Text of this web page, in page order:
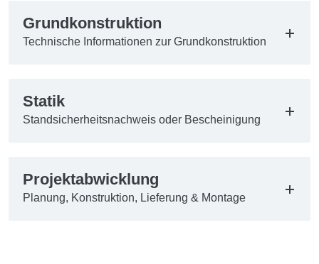
Grundkonstruktion
Technische Informationen zur Grundkonstruktion
Statik
Standsicherheitsnachweis oder Bescheinigung
Projektabwicklung
Planung, Konstruktion, Lieferung & Montage